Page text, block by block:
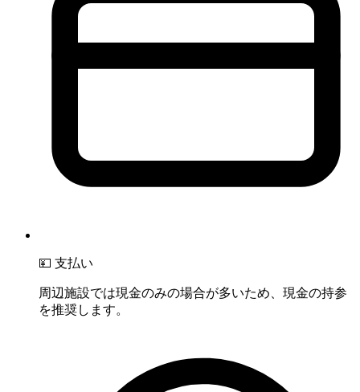
💴 支払い
周辺施設では現金のみの場合が多いため、現金の持参
を推奨します。